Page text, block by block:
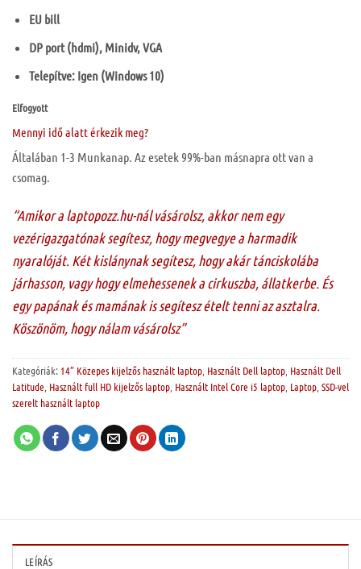
EU bill
DP port (hdmi), Minidv, VGA
Telepítve: Igen (Windows 10)
Elfogyott
Mennyi idő alatt érkezik meg?
Általában 1-3 Munkanap. Az esetek 99%-ban másnapra ott van a
csomag.
“Amikor a laptopozz.hu-nál vásárolsz, akkor nem egy
vezérigazgatónak segítesz, hogy megvegye a harmadik
nyaralóját. Két kislánynak segítesz, hogy akár tánciskolába
járhasson, vagy hogy elmehessenek a cirkuszba, állatkerbe. És
egy papának és mamának is segítesz ételt tenni az asztalra.
Köszönöm, hogy nálam vásárolsz”
Kategóriák: 14” Közepes kijelzős használt laptop Használt Dell laptop Használt Dell
Latitude Használt full HD kijelzős laptop Használt Intel Core i5 laptop Laptop SSD-vel
szerelt használt laptop
LEÍRÁS